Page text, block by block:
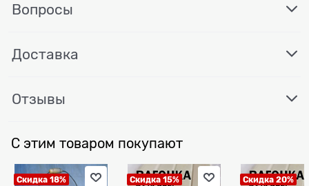
Вопросы
Доставка
Отзывы
С этим товаром покупают
Скидка 18% Скидка 15% Скидка 20%